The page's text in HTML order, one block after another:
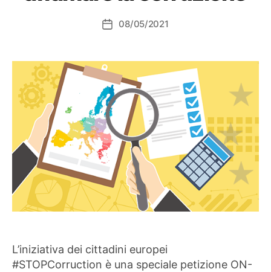
Data08/05/2021
L’iniziativa dei cittadini europei
#STOPCorruction è una speciale petizione ON-